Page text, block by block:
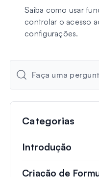
Saiba como usar
controlar o acesso
configurações.
Categorias
Introdução
Criação de